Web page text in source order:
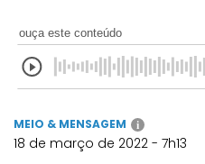
ouça este conteúdo
MEIO & MENSAGEM i
18 de março de 2022 - 7h13